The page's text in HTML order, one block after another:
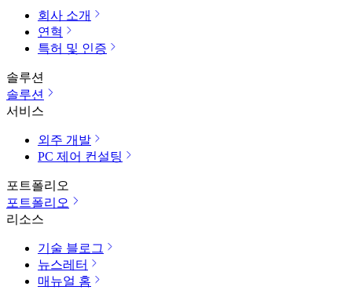
회사 소개
연혁
특허 및 인증
솔루션
솔루션
서비스
외주 개발
PC 제어 컨설팅
포트폴리오
포트폴리오
리소스
기술 블로그
뉴스레터
매뉴얼 홈